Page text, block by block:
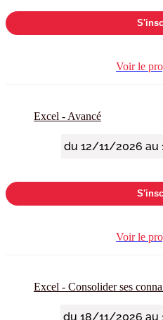
Voir le
Excel - Avancé
Voir le
Excel - Consolider ses